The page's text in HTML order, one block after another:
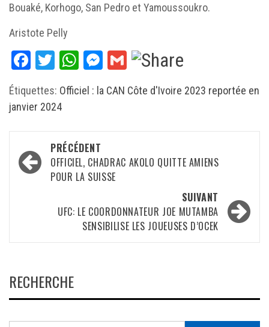
Bouaké, Korhogo, San Pedro et Yamoussoukro.
Aristote Pelly
Facebook
TwitterWhatsApp
Messenger
Gmail
Étiquettes: Officiel : la CAN Côte d'Ivoire 2023 reportée en
janvier 2024
Navigation
d’article
PRÉCÉDENT
OFFICIEL, CHADRAC AKOLO QUITTE AMIENS
POUR LA SUISSE
SUIVANT
UFC: LE COORDONNATEUR JOE MUTAMBA
SENSIBILISE LES JOUEUSES D’OCEK
RECHERCHE